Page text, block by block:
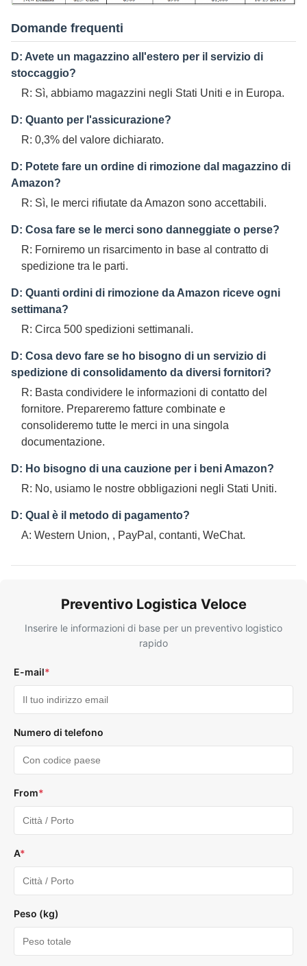
Domande frequenti
D: Avete un magazzino all'estero per il servizio di
stoccaggio?
R: Sì, abbiamo magazzini negli Stati Uniti e in Europa.
D: Quanto per l'assicurazione?
R: 0,3% del valore dichiarato.
D: Potete fare un ordine di rimozione dal magazzino di
Amazon?
R: Sì, le merci rifiutate da Amazon sono accettabili.
D: Cosa fare se le merci sono danneggiate o perse?
R: Forniremo un risarcimento in base al contratto di
spedizione tra le parti.
D: Quanti ordini di rimozione da Amazon riceve ogni
settimana?
R: Circa 500 spedizioni settimanali.
D: Cosa devo fare se ho bisogno di un servizio di
spedizione di consolidamento da diversi fornitori?
R: Basta condividere le informazioni di contatto del
fornitore. Prepareremo fatture combinate e
consolideremo tutte le merci in una singola
documentazione.
D: Ho bisogno di una cauzione per i beni Amazon?
R: No, usiamo le nostre obbligazioni negli Stati Uniti.
D: Qual è il metodo di pagamento?
A: Western Union, , PayPal, contanti, WeChat.
Preventivo Logistica Veloce
Inserire le informazioni di base per un preventivo logistico
rapido
E-mail*
Numero di telefono
From*
A*
Peso (kg)